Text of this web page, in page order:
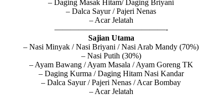
– Daging Masak Hitam/ Daging Briyani
– Dalca Sayur / Pajeri Nenas
– Acar Jelatah
——————————————-
Sajian Utama
– Nasi Minyak / Nasi Briyani / Nasi Arab Mandy (70%)
– Nasi Putih (30%)
– Ayam Bawang / Ayam Masala / Ayam Goreng TK
– Daging Kurma / Daging Hitam Nasi Kandar
– Dalca Sayur / Pajeri Nenas / Acar Bombay
– Acar Jelatah